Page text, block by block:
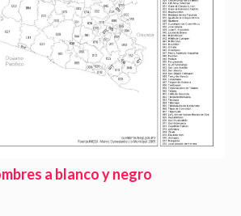
a blanco y negro